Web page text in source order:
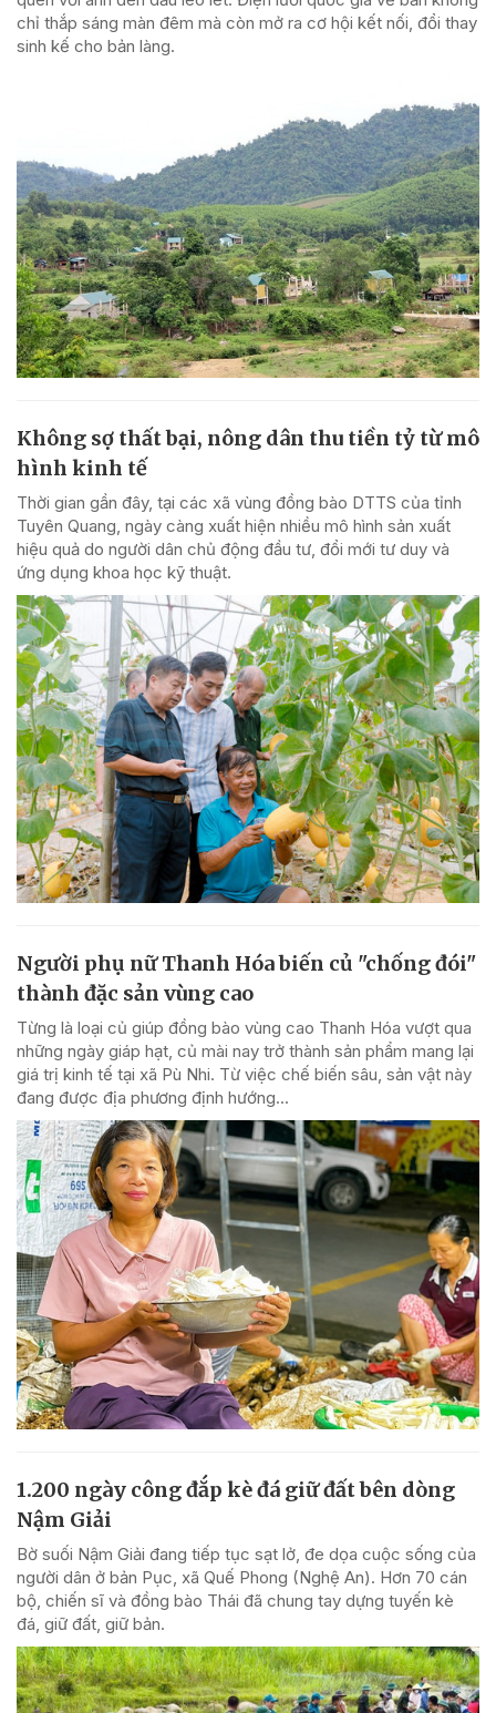
chỉ thắp sáng màn đêm mà còn mở ra cơ hội kết nối, đổi thay
sinh kế cho bản làng.
Không sợ thất bại, nông dân thu tiền tỷ từ mô
hình kinh tế
Thời gian gần đây, tại các xã vùng đồng bào DTTS của tỉnh
Tuyên Quang, ngày càng xuất hiện nhiều mô hình sản xuất
hiệu quả do người dân chủ động đầu tư, đổi mới tư duy và
ứng dụng khoa học kỹ thuật.
Người phụ nữ Thanh Hóa biến củ "chống đói"
thành đặc sản vùng cao
Từng là loại củ giúp đồng bào vùng cao Thanh Hóa vượt qua
những ngày giáp hạt, củ mài nay trở thành sản phẩm mang lại
giá trị kinh tế tại xã Pù Nhi. Từ việc chế biến sâu, sản vật này
đang được địa phương định hướng...
1.200 ngày công đắp kè đá giữ đất bên dòng
Nậm Giải
Bờ suối Nậm Giải đang tiếp tục sạt lở, đe dọa cuộc sống của
người dân ở bản Pục, xã Quế Phong (Nghệ An). Hơn 70 cán
bộ, chiến sĩ và đồng bào Thái đã chung tay dựng tuyến kè
đá, giữ đất, giữ bản.